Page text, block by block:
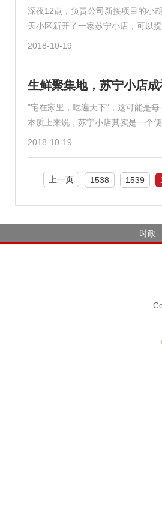
深夜12点，负责公司新接项目的小
天小区新开了一家苏宁小店，可以
2018-10-19
生鲜聚集地，苏宁小店
"宅在家里，吃遍天下"，这可能是
本质上来说，苏宁小店其实是一个
2018-10-19
上一页 1538 1539
时政